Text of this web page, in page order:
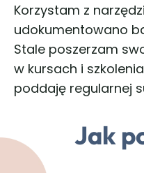
Korzystam z
udokumentowano
Stale poszerzam
w kursach i
poddaję regularnej
Jak